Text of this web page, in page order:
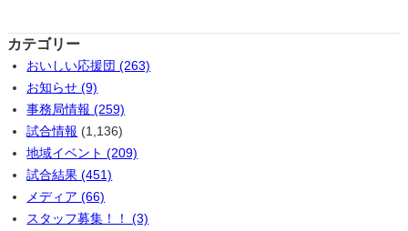
カテゴリー
おいしい応援団 (263)
お知らせ (9)
事務局情報 (259)
試合情報 (1,136)
地域イベント (209)
試合結果 (451)
メディア (66)
スタッフ募集！！ (3)